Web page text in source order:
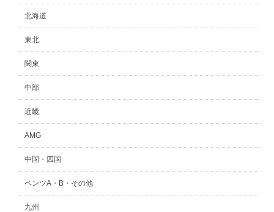
北海道
東北
関東
中部
近畿
AMG
中国・四国
ベンツA・B・その他
九州